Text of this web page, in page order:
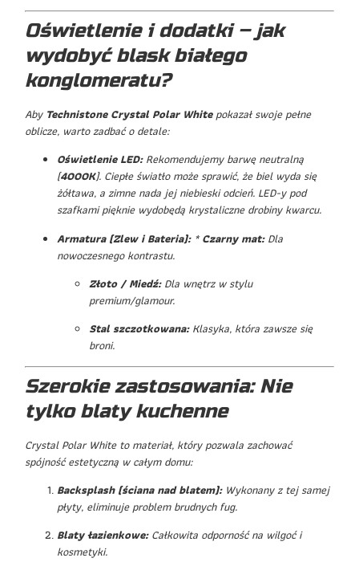
Oświetlenie i dodatki – jak
wydobyć blask białego
konglomeratu?
Aby Technistone Crystal Polar Whitepokazał swoje pełne
oblicze, warto zadbać o detale:
Oświetlenie LED:Rekomendujemy barwę neutralną
(4000K). Ciepłe światło może sprawić, że biel wyda się
żółtawa, a zimne nada jej niebieski odcień. LED-y pod
szafkami pięknie wydobędą krystaliczne drobiny kwarcu.
Armatura (Zlew i Bateria):*Czarny mat:Dla
nowoczesnego kontrastu.
Złoto / Miedź:Dla wnętrz w stylu
premium/glamour.
Stal szczotkowana:Klasyka, która zawsze się
broni.
Szerokie zastosowania: Nie
tylko blaty kuchenne
Crystal Polar White to materiał, który pozwala zachować
spójność estetyczną w całym domu:
Backsplash (ściana nad blatem):Wykonany z tej samej
płyty, eliminuje problem brudnych fug.
Blaty łazienkowe:Całkowita odporność na wilgoć i
kosmetyki.